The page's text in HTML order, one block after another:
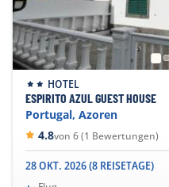
HOTEL
ESPIRITO AZUL GUEST HOUSE
Portugal, Azoren
4.8von 6 (1 Bewertungen)
28 OKT. 2026 (8 REISETAGE)